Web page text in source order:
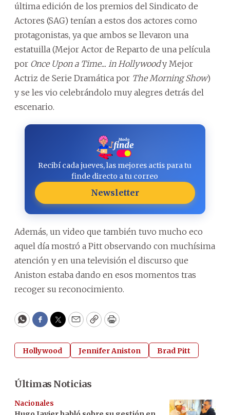
última edición de los premios del Sindicato de
Actores (SAG) tenían a estos dos actores como
protagonistas, ya que ambos se llevaron una
estatuilla (Mejor Actor de Reparto de una película
por Once Upon a Time... in Hollywoody Mejor
Actriz de Serie Dramática por The Morning Show)
y se les vio celebrándolo muy alegres detrás del
escenario.
Recibí cada jueves, las mejores actis para tu
finde directo a tu correo
Newsletter
Además, un video que también tuvo mucho eco
aquel día mostró a Pitt observando con muchísima
atención y en una televisión el discurso que
Aniston estaba dando en esos momentos tras
recoger su reconocimiento.
WhatsApp
Facebook
Twitter
EmailCopyPrint
Hollywood Jennifer Aniston Brad Pitt
Últimas Noticias
Nacionales